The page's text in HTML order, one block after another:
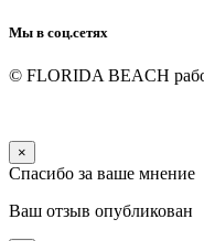
Мы в соц.сетях
© FLORIDA BEACH
×
Спасибо за ваше мнение
Ваш отзыв опубликован